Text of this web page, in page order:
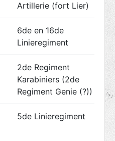
Artillerie (fort Lier)
6de en 16de
Linieregiment
2de Regiment
Karabiniers (2de
Regiment Genie (?))
5de Linieregiment